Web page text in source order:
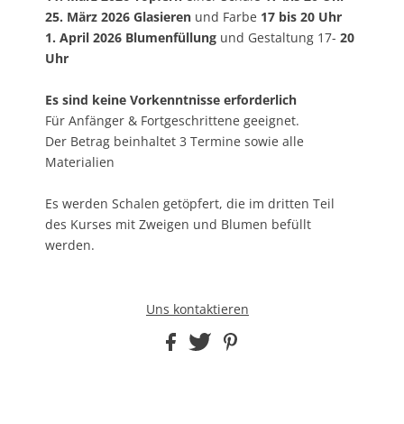
25. März 2026 Glasieren und Farbe 17 bis 20 Uhr
1. April 2026 Blumenfüllungund Gestaltung 17- 20
Uhr
Es sind keine Vorkenntnisse erforderlich
Für Anfänger & Fortgeschrittene geeignet.
Der Betrag beinhaltet 3 Termine sowie alle
Materialien
Es werden Schalen getöpfert, die im dritten Teil
des Kurses mit Zweigen und Blumen befüllt
werden.
Uns kontaktieren